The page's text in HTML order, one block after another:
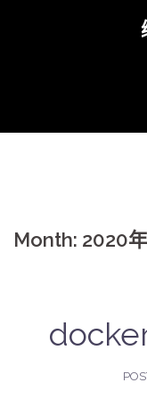
Month: 2020年